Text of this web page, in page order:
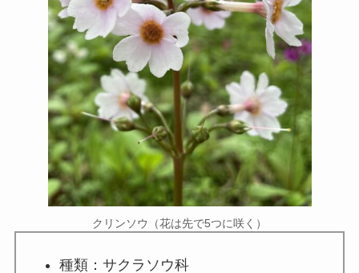
クリンソウ（花は先で5つに咲く）
種類：サクラソウ科